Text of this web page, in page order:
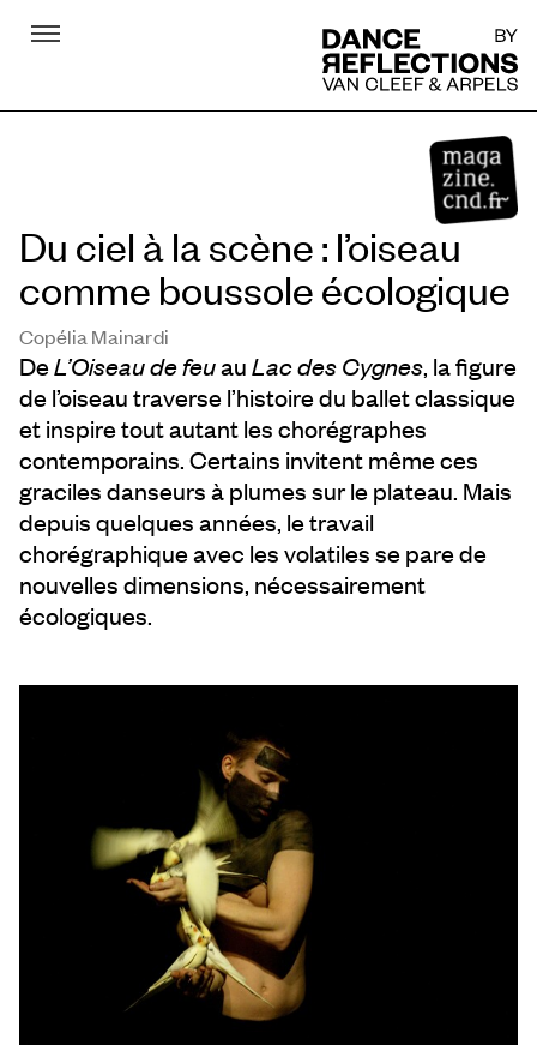
Menu
Du ciel à la scène : l’oiseau
comme boussole écologique
Copélia Mainardi
DeL’Oiseau de feuauLac des Cygnes, la figure
de l’oiseau traverse l’histoire du ballet classique
et inspire tout autant les chorégraphes
contemporains. Certains invitent même ces
graciles danseurs à plumes sur le plateau. Mais
depuis quelques années, le travail
chorégraphique avec les volatiles se pare de
nouvelles dimensions, nécessairement
écologiques.